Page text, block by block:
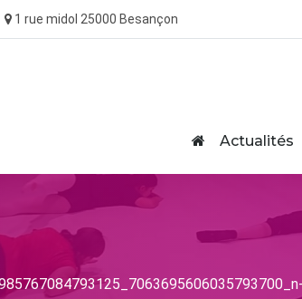
1 rue midol 25000 Besançon
Home
Actualités